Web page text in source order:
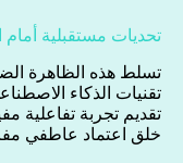
تحديات مستقبلية أمام
تسلط هذه الظاهرة
تقنيات الذكاء
تقديم تجربة تفاعلية
خلق اعتماد عاطفي